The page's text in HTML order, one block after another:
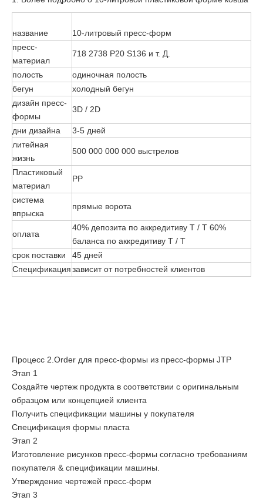
название
10-литровый пресс-форм
пресс-
материал
718 2738 P20 S136 и т. Д.
полость
одиночная полость
бегун
холодный бегун
дизайн пресс-
формы
3D / 2D
дни дизайна
3-5 дней
литейная
жизнь
500 000 000 000 выстрелов
Пластиковый
материал
PP
система
впрыска
прямые ворота
оплата
40% депозита по аккредитиву T / T 60%
баланса по аккредитиву T / T
срок поставки
45 дней
Спецификациязависит от потребностей клиентов
Процесс 2.Order для пресс-формы из пресс-формы JTP
Этап 1
Создайте чертеж продукта в соответствии с оригинальным
образцом или концепцией клиента
Получить спецификации машины у покупателя
Спецификация формы пласта
Этап 2
Изготовление рисунков пресс-формы согласно требованиям
покупателя & спецификации машины.
Утверждение чертежей пресс-форм
Этап 3